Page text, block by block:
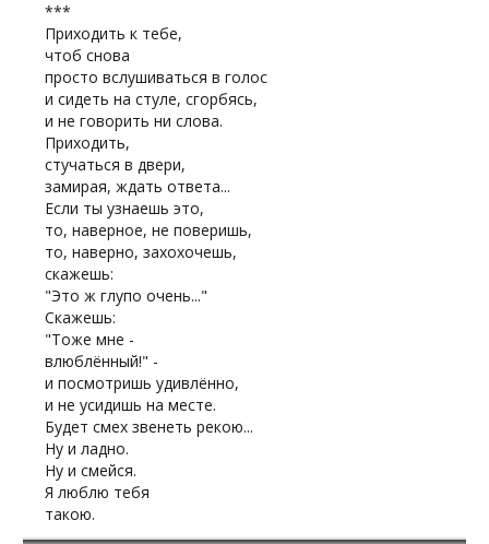
***
Приходить к тебе,
чтоб снова
просто вслушиваться в голос
и сидеть на стуле, сгорбясь,
и не говорить ни слова.
Приходить,
стучаться в двери,
замирая, ждать ответа...
Если ты узнаешь это,
то, наверное, не поверишь,
то, наверно, захохочешь,
скажешь:
"Это ж глупо очень..."
Скажешь:
"Тоже мне -
влюблённый!" -
и посмотришь удивлённо,
и не усидишь на месте.
Будет смех звенеть рекою...
Ну и ладно.
Ну и смейся.
Я люблю тебя
такою.